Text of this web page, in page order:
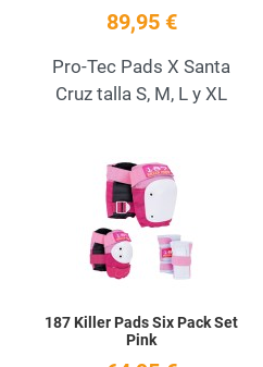
89,95 €
Pro-Tec Pads X Santa
Cruz talla S, M, L y XL
Add to Wishlist
187 Killer Pads Six Pack Set
Pink